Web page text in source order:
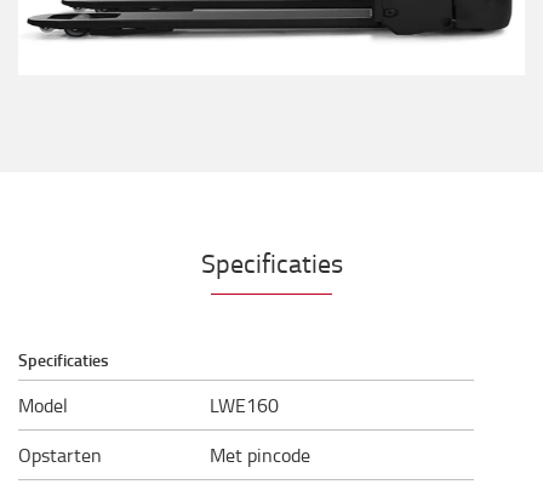
Specificaties
Specificaties
Model
LWE160
Opstarten
Met pincode